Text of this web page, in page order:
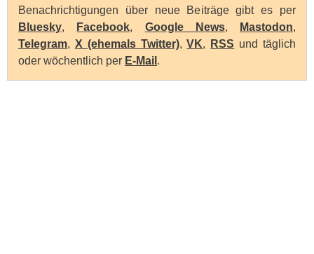
Benachrichtigungen über neue Beiträge gibt es per
Bluesky, Facebook, Google News, Mastodon,
Telegram, X (ehemals Twitter),VK, RSS und täglich
oder wöchentlich per E-Mail .